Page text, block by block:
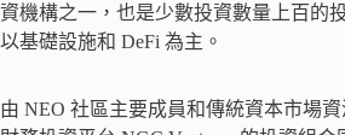
資機構之一，也是少數投資數量上百的
以基礎設施和 DeFi 為主。
由 NEO 社區主要成員和傳統資本市場